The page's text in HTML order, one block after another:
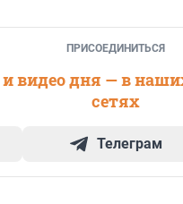
ПРИСОЕДИНИТЬСЯ
видео дня — в
сетях
Телеграм